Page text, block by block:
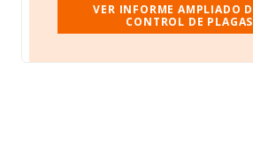
VER INFORME AMPLIADO
CONTROL DE